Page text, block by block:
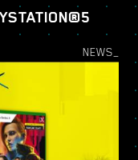
NEWS_